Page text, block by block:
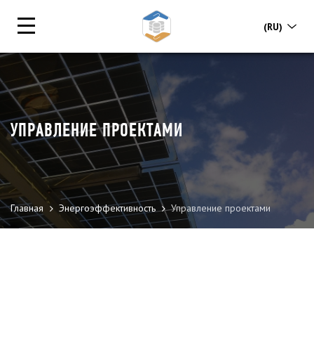
(RU)
УПРАВЛЕНИЕ ПРОЕКТАМИ
Главная Энергоэффективность Управление проектами